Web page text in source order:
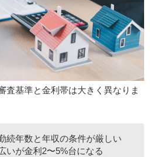
査基準と金利帯は大きく異なりま
続年数と年収の条件が厳しい
いが金利2〜5%台になる